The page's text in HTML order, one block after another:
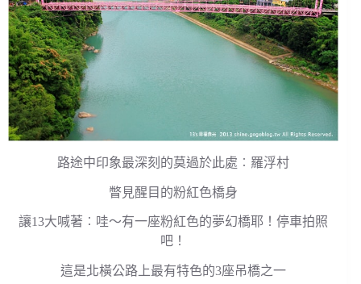
路途中印象最深刻的莫過於此處︰羅浮村
瞥見醒目的粉紅色橋身
讓13大喊著︰哇～有一座粉紅色的夢幻橋耶！停車拍照
吧！
這是北橫公路上最有特色的3座吊橋之一